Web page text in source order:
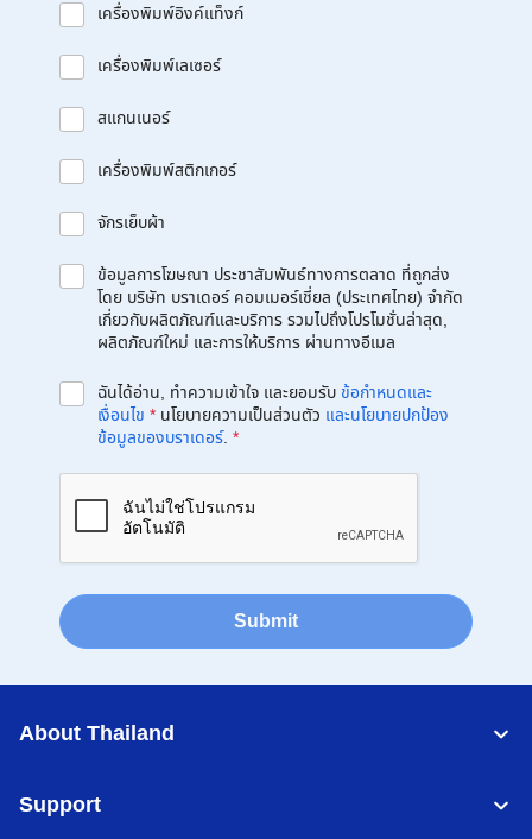
เครื่องพิมพ์อิงค์แท็งก์
เครื่องพิมพ์เลเซอร์
สแกนเนอร์
เครื่องพิมพ์สติกเกอร์
จักรเย็บผ้า
ข้อมูลการโฆษณา ประชาสัมพันธ์ทางการตลาด ที่ถูกส่ง
โดย บริษัท บราเดอร์ คอมเมอร์เชี่ยล (ประเทศไทย) จำกัด
เกี่ยวกับผลิตภัณฑ์และบริการ รวมไปถึงโปรโมชั่นล่าสุด,
ผลิตภัณฑ์ใหม่ และการให้บริการ ผ่านทางอีเมล
ฉันได้อ่าน, ทำความเข้าใจ และยอมรับข้อกำหนดและ
เงื่อนไข * นโยบายความเป็นส่วนตัว และนโยบายปกป้อง
ข้อมูลของบราเดอร์. *
Submit
About Thailand
Support